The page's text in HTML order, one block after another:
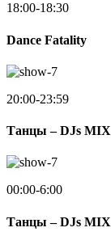
18:00-18:30
Dance Fatality
20:00-23:59
Танцы – DJs MIX
00:00-6:00
Танцы – DJs MIX